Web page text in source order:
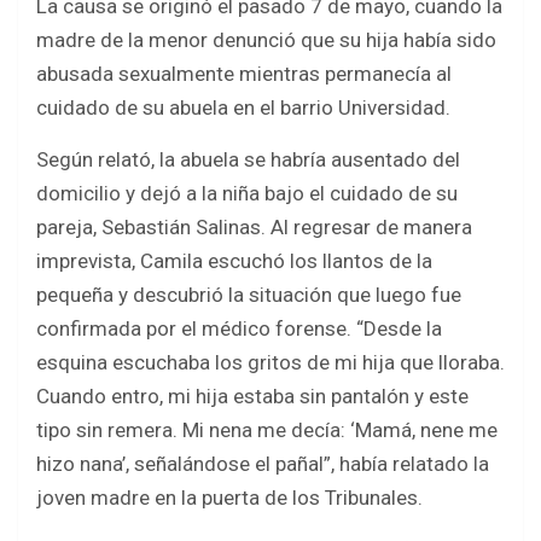
La causa se originó el pasado 7 de mayo, cuando la
madre de la menor denunció que su hija había sido
abusada sexualmente mientras permanecía al
cuidado de su abuela en el barrio Universidad.
Según relató, la abuela se habría ausentado del
domicilio y dejó a la niña bajo el cuidado de su
pareja, Sebastián Salinas. Al regresar de manera
imprevista, Camila escuchó los llantos de la
pequeña y descubrió la situación que luego fue
confirmada por el médico forense. “Desde la
esquina escuchaba los gritos de mi hija que lloraba.
Cuando entro, mi hija estaba sin pantalón y este
tipo sin remera. Mi nena me decía: ‘Mamá, nene me
hizo nana’, señalándose el pañal”, había relatado la
joven madre en la puerta de los Tribunales.